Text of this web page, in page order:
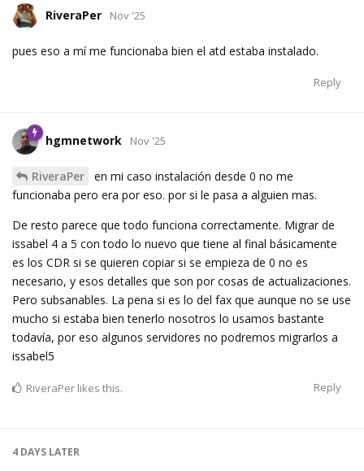
RiveraPer Nov '25
pues eso a mí me funcionaba bien el atd estaba instalado.
Reply
hgmnetwork Nov '25
RiveraPer
en mi caso instalación desde 0 no me
funcionaba pero era por eso. por si le pasa a alguien mas.
De resto parece que todo funciona correctamente. Migrar de
issabel 4 a 5 con todo lo nuevo que tiene al final básicamente
es los CDR si se quieren copiar si se empieza de 0 no es
necesario, y esos detalles que son por cosas de actualizaciones.
Pero subsanables. La pena si es lo del fax que aunque no se use
mucho si estaba bien tenerlo nosotros lo usamos bastante
todavía, por eso algunos servidores no podremos migrarlos a
issabel5
Reply
RiveraPer likes this.
4 DAYS LATER